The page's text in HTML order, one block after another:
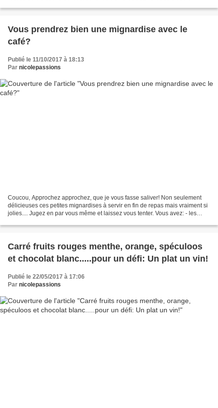
Vous prendrez bien une mignardise avec le
café?
Publié le 11/10/2017 à 18:13
Par nicolepassions
Coucou, Approchez approchez, que je vous fasse saliver! Non seulement
délicieuses ces petites mignardises à servir en fin de repas mais vraiment si
jolies.... Jugez en par vous même et laissez vous tenter. Vous avez: - les
Carré fruits rouges menthe, orange, spéculoos
et chocolat blanc.....pour un défi: Un plat un vin!
Publié le 22/05/2017 à 17:06
Par nicolepassions